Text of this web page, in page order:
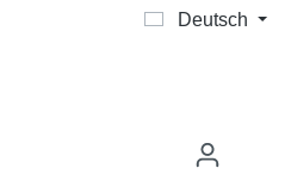
Deutsch